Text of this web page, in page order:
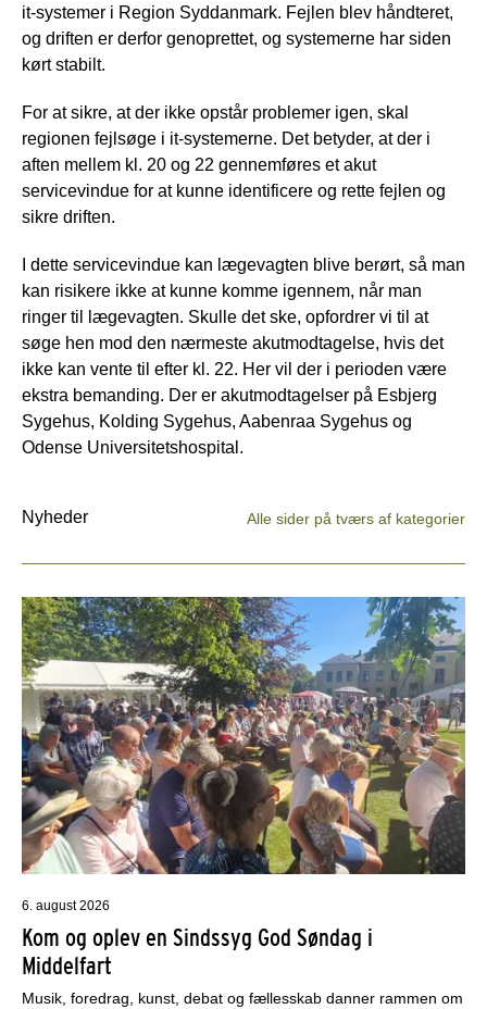
it-systemer i Region Syddanmark. Fejlen blev håndteret,
og driften er derfor genoprettet, og systemerne har siden
kørt stabilt.
For at sikre, at der ikke opstår problemer igen, skal
regionen fejlsøge i it-systemerne. Det betyder, at der i
aften mellem kl. 20 og 22 gennemføres et akut
servicevindue for at kunne identificere og rette fejlen og
sikre driften.
I dette servicevindue kan lægevagten blive berørt, så man
kan risikere ikke at kunne komme igennem, når man
ringer til lægevagten. Skulle det ske, opfordrer vi til at
søge hen mod den nærmeste akutmodtagelse, hvis det
ikke kan vente til efter kl. 22. Her vil der i perioden være
ekstra bemanding. Der er akutmodtagelser på Esbjerg
Sygehus, Kolding Sygehus, Aabenraa Sygehus og
Odense Universitetshospital.
Nyheder Alle sider på tværs af kategorier
6. august 2026
Kom og oplev en Sindssyg God Søndag i
Middelfart
Musik, foredrag, kunst, debat og fællesskab danner rammen om